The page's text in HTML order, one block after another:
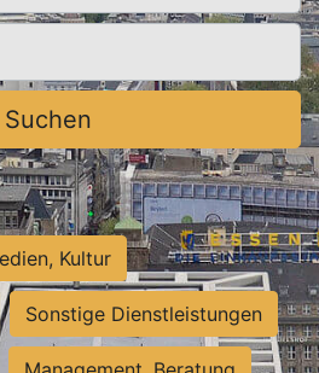
Suchen
Kultur
Sonstige Dienstleistungen